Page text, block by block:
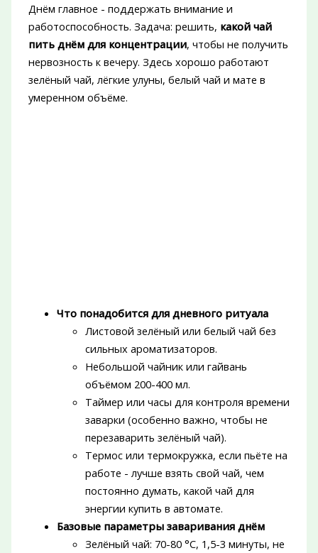
Днём главное - поддержать внимание и
работоспособность. Задача: решить, какой чай
пить днём для концентрации, чтобы не получить
нервозность к вечеру. Здесь хорошо работают
зелёный чай, лёгкие улуны, белый чай и мате в
умеренном объёме.
Что понадобится для дневного ритуала
Листовой зелёный или белый чай без
сильных ароматизаторов.
Небольшой чайник или гайвань
объёмом 200-400 мл.
Таймер или часы для контроля времени
заварки (особенно важно, чтобы не
перезаварить зелёный чай).
Термос или термокружка, если пьёте на
работе - лучше взять свой чай, чем
постоянно думать, какой чай для
энергии купить в автомате.
Базовые параметры заваривания днём
Зелёный чай: 70-80 °C, 1,5-3 минуты, не